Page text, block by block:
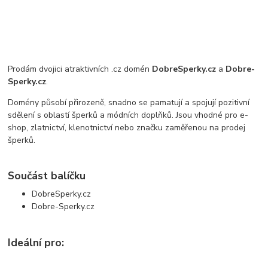
Prodám dvojici atraktivních .cz domén DobreSperky.cz a Dobre-
Sperky.cz.
Domény působí přirozeně, snadno se pamatují a spojují pozitivní
sdělení s oblastí šperků a módních doplňků. Jsou vhodné pro e-
shop, zlatnictví, klenotnictví nebo značku zaměřenou na prodej
šperků.
Součást balíčku
DobreSperky.cz
Dobre-Sperky.cz
Ideální pro: